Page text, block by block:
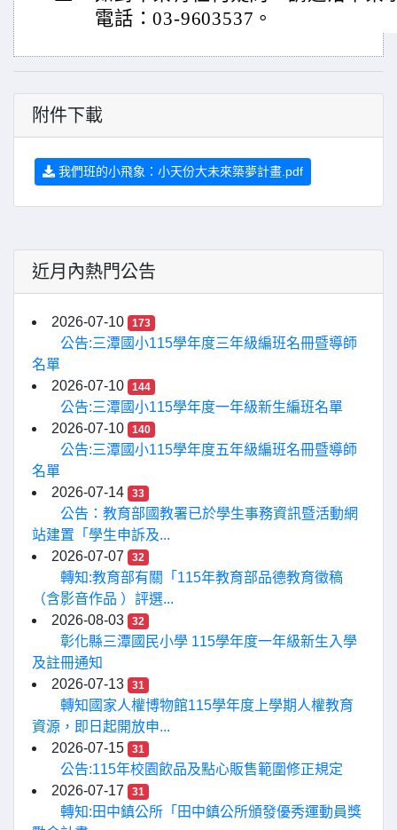
電話：03-9603537。
附件下載
我們班的小飛象：小天份大未來築夢計畫.pdf
近月內熱門公告
2026-07-10 173
公告:三潭國小115學年度三年級編班名冊暨導師
名單
2026-07-10
144
公告:三潭國小115學年度一年級新生編班名單
2026-07-10
140
公告:三潭國小115學年度五年級編班名冊暨導師
名單
2026-07-14
33
公告：教育部國教署已於學生事務資訊暨活動網
站建置「學生申訴及...
2026-07-07
32
轉知:教育部有關「115年教育部品德教育徵稿
（含影音作品 ）評選...
2026-08-03
32
彰化縣三潭國民小學 115學年度一年級新生入學
及註冊通知
2026-07-13
31
轉知國家人權博物館115學年度上學期人權教育
資源，即日起開放申...
2026-07-15
31
公告:115年校園飲品及點心販售範圍修正規定
2026-07-17
31
轉知:田中鎮公所「田中鎮公所頒發優秀運動員獎